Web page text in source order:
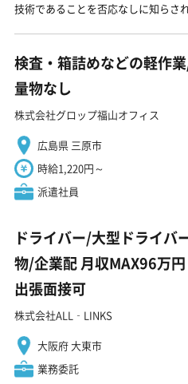
技術であることを否応なしに知らさ
検査・箱詰めなどの軽作
量物なし
株式会社グロップ福山オフィス
広島県 三原市
時給1,220円～
派遣社員
ドライバー/大型ドライバ
物/企業配 月収MAX96万
出張面接可
株式会社ALL‐LINKS
大阪府 大東市
業務委託